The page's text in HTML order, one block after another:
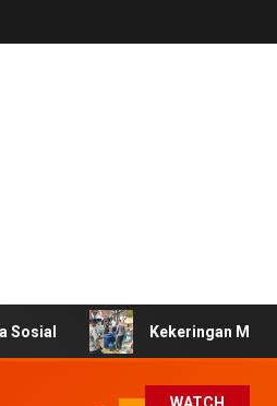
Kekeringan Melanda